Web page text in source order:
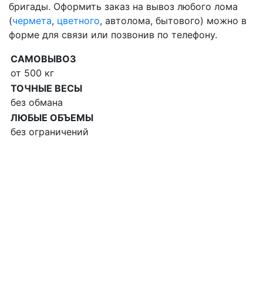
бригады. Оформить заказ на вывоз любого лома
(чермета, цветного, автолома, бытового) можно в
форме для связи или позвонив по телефону.
САМОВЫВОЗ
от 500 кг
ТОЧНЫЕ ВЕСЫ
без обмана
ЛЮБЫЕ ОБЪЕМЫ
без ограничений